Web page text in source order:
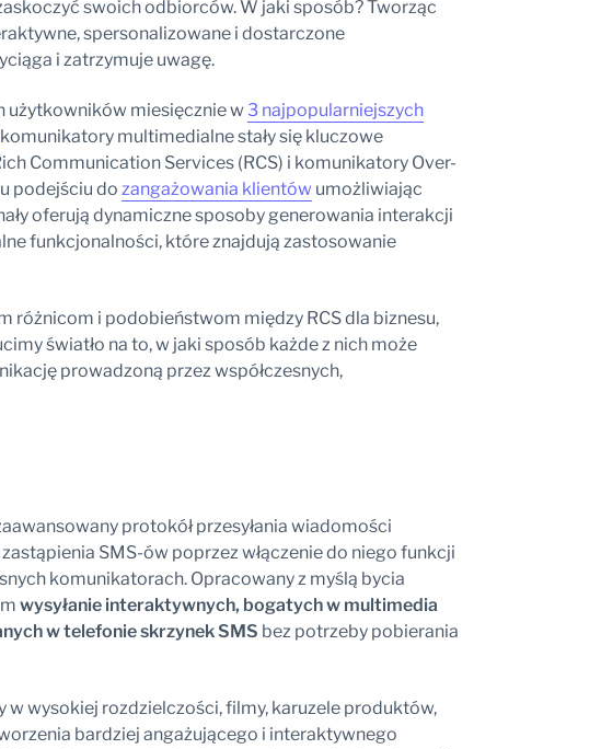
swoich odbiorców. W jaki sposób? Tworząc
spersonalizowane i dostarczone
i zatrzymuje uwagę.
użytkowników miesięcznie w 3 najpopularniejszych
komunikatory multimedialne stały się kluczowe
Communication Services (RCS) i komunikatory Over-
podejściu do zangażowania klientów umożliwiając
oferują dynamiczne sposoby generowania interakcji
funkcjonalności, które znajdują zastosowanie
różnicom i podobieństwom między RCS dla biznesu,
światło na to, w jaki sposób każde z nich może
prowadzoną przez współczesnych,
protokół przesyłania wiadomości
SMS-ów poprzez włączenie do niego funkcji
komunikatorach. Opracowany z myślą bycia
wysyłanie interaktywnych, bogatych w multimedia
w telefonie skrzynek SMS bez potrzeby pobierania
w wysokiej rozdzielczości, filmy, karuzele produktów,
bardziej angażującego i interaktywnego